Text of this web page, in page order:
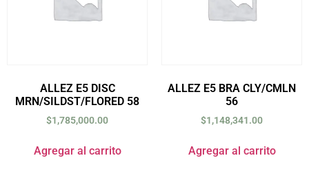
ALLEZ E5 DISC
MRN/SILDST/FLORED 58
$1,785,000.00
Agregar al carrito
ALLEZ E5 BRA CLY/CMLN
56
$1,148,341.00
Agregar al carrito